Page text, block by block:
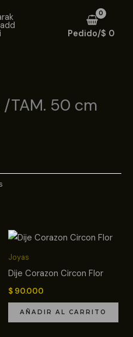
Pedido/$ 0
/TAM. 50 cm
Joyas
Dije Corazon Circon Flor
$ 90.000
AÑADIR AL CARRITO